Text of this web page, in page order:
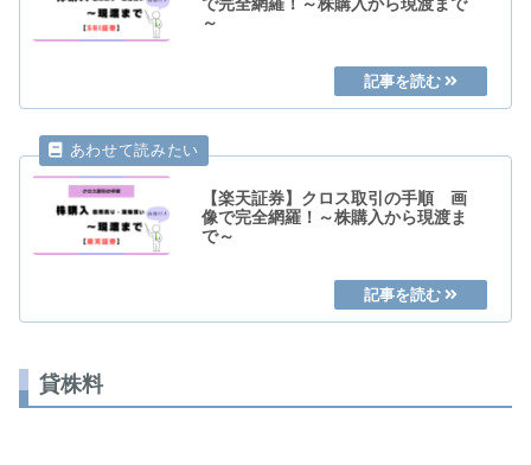
～
【楽天証券】クロス取引の手順 画
像で完全網羅！～株購入から現渡ま
で～
貸株料